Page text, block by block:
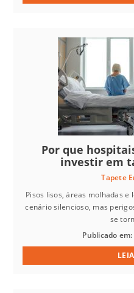
Por que
investir em
Tapete
Pisos lisos, áreas molhadas
cenário silencioso, mas
se
Publicado